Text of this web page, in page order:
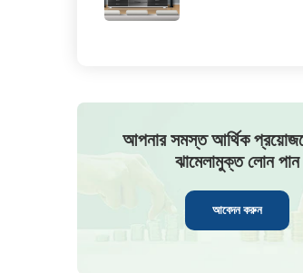
আপনার সমস্ত আর্থিক
ঝামেলামুক্ত লোন পান
আবেদন করুন